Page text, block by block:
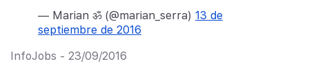
— Marian ॐ (@marian_serra) 13 de
septiembre de 2016
InfoJobs - 23/09/2016